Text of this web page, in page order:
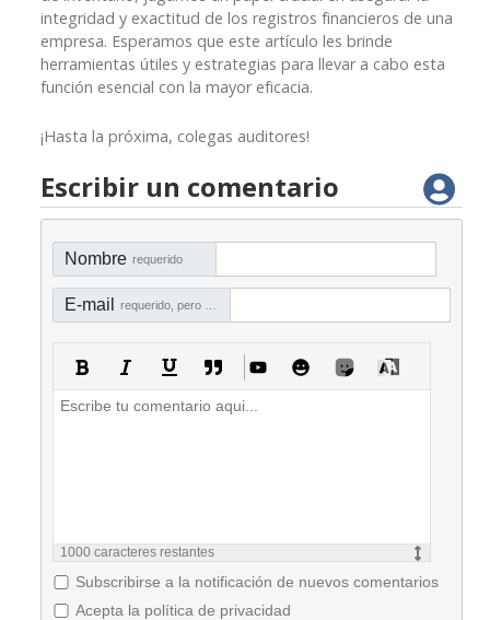
integridad y exactitud de los registros financieros de una
empresa. Esperamos que este artículo les brinde
herramientas útiles y estrategias para llevar a cabo esta
función esencial con la mayor eficacia.
¡Hasta la próxima, colegas auditores!
Escribir un comentario
Nombre requerido
E-mail
1000 caracteres restantes
Subscribirse a la notificación de nuevos comentarios
Acepta la política de privacidad